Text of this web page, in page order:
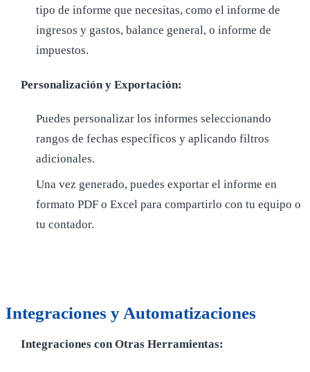
tipo de informe que necesitas, como el informe de
ingresos y gastos, balance general, o informe de
impuestos.
Personalización y Exportación:
Puedes personalizar los informes seleccionando
rangos de fechas específicos y aplicando filtros
adicionales.
Una vez generado, puedes exportar el informe en
formato PDF o Excel para compartirlo con tu equipo o
tu contador.
Integraciones y Automatizaciones
Integraciones con Otras Herramientas: